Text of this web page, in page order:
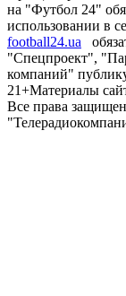
на "Футбол 24"
использовании в
football24.ua
"Спецпроект",
компаний"
21+Материалы
Все права